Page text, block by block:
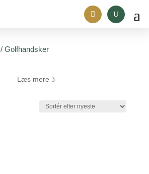
/ Golfhandsker
Læs mere3